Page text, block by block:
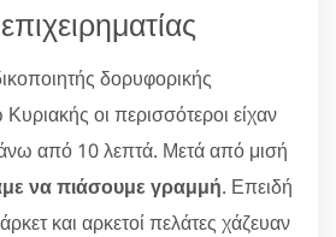
δορυφορικής
οι περισσότεροι είχαν
από 10 λεπτά. Μετά από μισή
να πιάσουμε γραμμή. Επειδή
και αρκετοί πελάτες χάζευαν